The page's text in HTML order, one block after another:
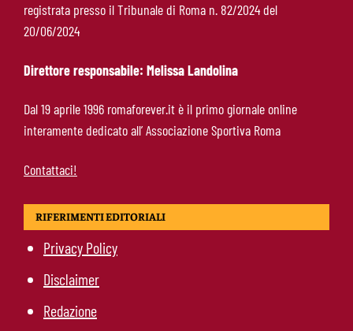
Manfrè-Roma, nuova era nel vivaio: raccoglie
l’eredità di Bruno Conti
registrata presso il Tribunale di Roma n. 82/2024 del
20/06/2024
Direttore responsabile: Melissa Landolina
Dal 19 aprile 1996 romaforever.it è il primo giornale online
interamente dedicato all’ Associazione Sportiva Roma
Contattaci!
RIFERIMENTI EDITORIALI
Privacy Policy
Disclaimer
Redazione